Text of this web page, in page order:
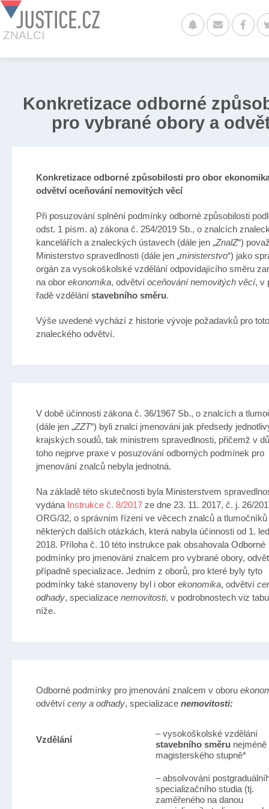
JUSTICE.CZ
ZNALCI
Konkretizace odborné
pro vybrané obory a
Konkretizace odborné způsobilosti pro obor
odvětví oceňování nemovitých věcí
Při posuzování splnění podmínky odborné způsobilosti
odst. 1 písm. a) zákona č. 254/2019 Sb., o znalcích
kancelářích a znaleckých ústavech (dále jen „ZnalZ“)
Ministerstvo spravedlnosti (dále jen „ministerstvo“) jako
orgán za vysokoškolské vzdělání odpovídajícího směru
na obor ekonomika, odvětví oceňování nemovitých věcí, v
řadě vzdělání stavebního směru.
Výše uvedené vychází z historie vývoje požadavků pro toto
znaleckého odvětví.
V době účinnosti zákona č. 36/1967 Sb., o znalcích a
(dále jen „ZZT“) byli znalci jmenováni jak předsedy
krajských soudů, tak ministrem spravedlnosti, přičemž v
toho nejprve praxe v posuzování odborných podmínek pro
jmenování znalců nebyla jednotná.
Na základě této skutečnosti byla Ministerstvem
vydána Instrukce č. 8/2017 ze dne 23. 11. 2017, č. j. 26/
ORG/32, o správním řízení ve věcech znalců a tlumočníků
některých dalších otázkách, která nabyla účinnosti od 1.
2018. Příloha č. 10 této instrukce pak obsahovala Odborné
podmínky pro jmenování znalcem pro vybrané obory,
případně specializace. Jedním z oborů, pro které byly tyto
podmínky také stanoveny byl i obor ekonomika, odvětví
odhady, specializace nemovitosti, v podrobnostech viz
níže.
Odborné podmínky pro jmenování znalcem v oboru
odvětví ceny a odhady, specializace nemovitosti:
Vzdělání
– vysokoškolské vzdělání
stavebního směru nejméně
magisterského stupně*
– absolvování
specializačního studia (tj.
zaměřeného na danou